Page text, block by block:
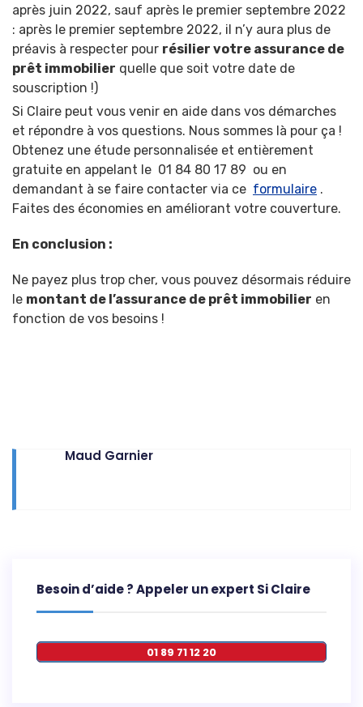
après juin 2022, sauf après le premier septembre 2022
: après le premier septembre 2022, il n’y aura plus de
préavis à respecter pour résilier votre assurance de
prêt immobilier quelle que soit votre date de
souscription !)
Si Claire peut vous venir en aide dans vos démarches
et répondre à vos questions. Nous sommes là pour ça !
Obtenez une étude personnalisée et entièrement
gratuite en appelant le 01 84 80 17 89 ou en
demandant à se faire contacter via ce formulaire .
Faites des économies en améliorant votre couverture.
En conclusion :
Ne payez plus trop cher, vous pouvez désormais réduire
le montant de l’assurance de prêt immobilier en
fonction de vos besoins !
Maud Garnier
Besoin d’aide ? Appeler un expert Si Claire
01 89 71 12 20